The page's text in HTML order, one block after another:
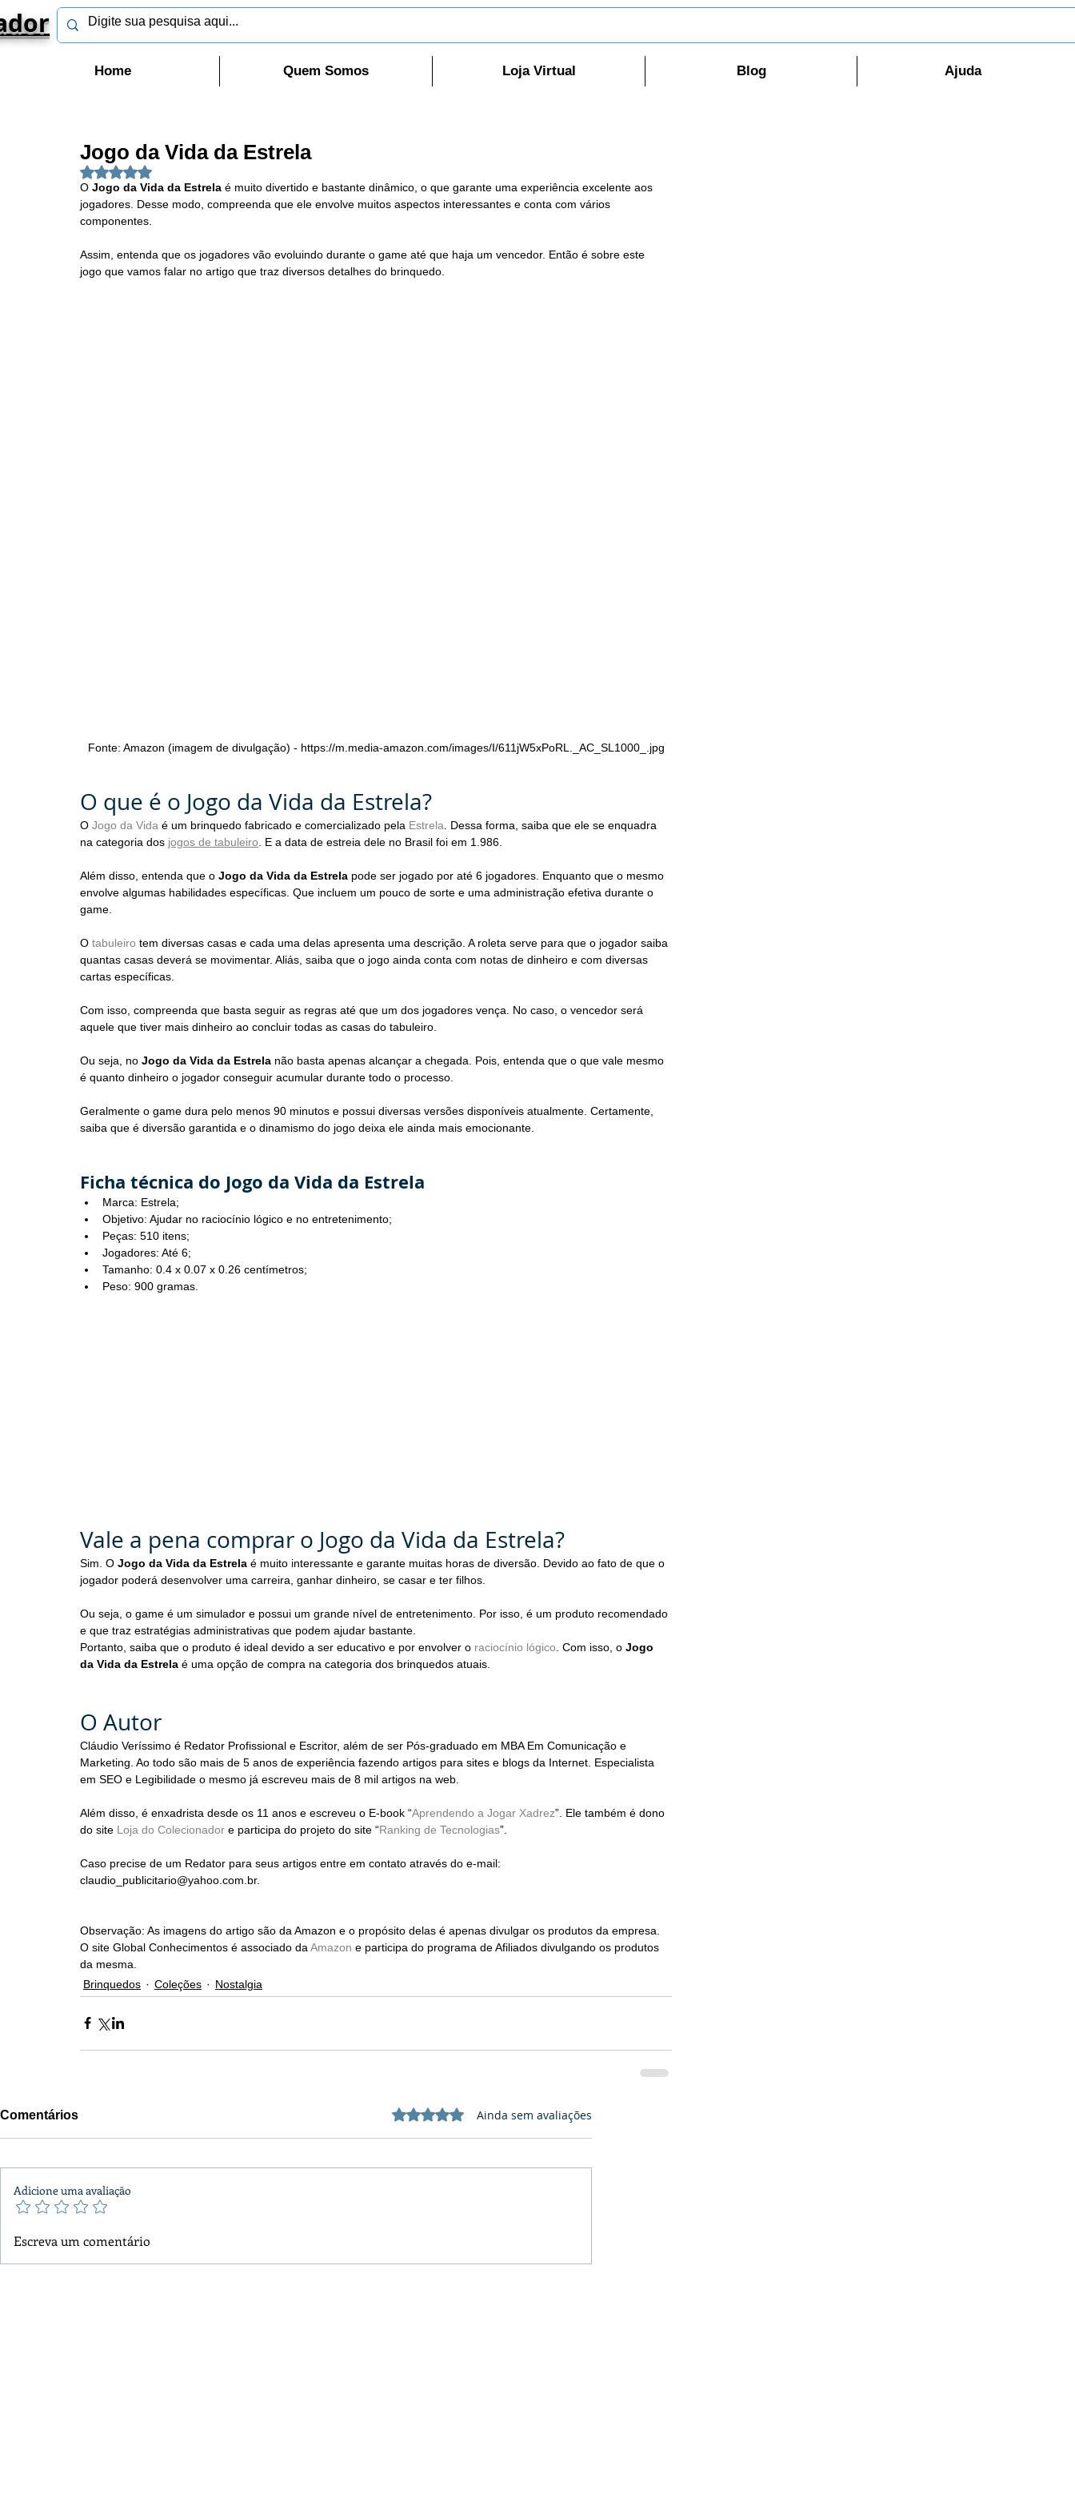
Home Quem Somos Loja Virtual Blog Ajuda
Jogo da Vida da Estrela
Avaliado com NaN de 5 estrelas.
O Jogo da Vida da Estrela é muito divertido e bastante dinâmico, o que garante uma experiência excelente aos
jogadores. Desse modo, compreenda que ele envolve muitos aspectos interessantes e conta com vários
componentes.
Assim, entenda que os jogadores vão evoluindo durante o game até que haja um vencedor. Então é sobre este
jogo que vamos falar no artigo que traz diversos detalhes do brinquedo.
Fonte: Amazon (imagem de divulgação) - https://m.media-amazon.com/images/I/611jW5xPoRL._AC_SL1000_.jpg
O que é o Jogo da Vida da Estrela?
O Jogo da Vida é um brinquedo fabricado e comercializado pela Estrela . Dessa forma, saiba que ele se enquadra
na categoria dos jogos de tabuleiro . E a data de estreia dele no Brasil foi em 1.986.
Além disso, entenda que o Jogo da Vida da Estrela pode ser jogado por até 6 jogadores. Enquanto que o mesmo
envolve algumas habilidades específicas. Que incluem um pouco de sorte e uma administração efetiva durante o
game.
O tabuleiro tem diversas casas e cada uma delas apresenta uma descrição. A roleta serve para que o jogador saiba
quantas casas deverá se movimentar. Aliás, saiba que o jogo ainda conta com notas de dinheiro e com diversas
cartas específicas.
Com isso, compreenda que basta seguir as regras até que um dos jogadores vença. No caso, o vencedor será
aquele que tiver mais dinheiro ao concluir todas as casas do tabuleiro.
Ou seja, no Jogo da Vida da Estrela não basta apenas alcançar a chegada. Pois, entenda que o que vale mesmo
é quanto dinheiro o jogador conseguir acumular durante todo o processo.
Geralmente o game dura pelo menos 90 minutos e possui diversas versões disponíveis atualmente. Certamente,
saiba que é diversão garantida e o dinamismo do jogo deixa ele ainda mais emocionante.
Ficha técnica do Jogo da Vida da Estrela
Marca: Estrela;
Objetivo: Ajudar no raciocínio lógico e no entretenimento;
Peças: 510 itens;
Jogadores: Até 6;
Tamanho: 0.4 x 0.07 x 0.26 centímetros;
Peso: 900 gramas.
Vale a pena comprar o Jogo da Vida da Estrela?
Sim. O Jogo da Vida da Estrela é muito interessante e garante muitas horas de diversão. Devido ao fato de que o
jogador poderá desenvolver uma carreira, ganhar dinheiro, se casar e ter filhos.
Ou seja, o game é um simulador e possui um grande nível de entretenimento. Por isso, é um produto recomendado
e que traz estratégias administrativas que podem ajudar bastante.
Portanto, saiba que o produto é ideal devido a ser educativo e por envolver o raciocínio lógico . Com isso, o Jogo
da Vida da Estrela é uma opção de compra na categoria dos brinquedos atuais.
O Autor
Cláudio Veríssimo é Redator Profissional e Escritor, além de ser Pós-graduado em MBA Em Comunicação e
Marketing. Ao todo são mais de 5 anos de experiência fazendo artigos para sites e blogs da Internet. Especialista
em SEO e Legibilidade o mesmo já escreveu mais de 8 mil artigos na web.
Além disso, é enxadrista desde os 11 anos e escreveu o E-book “Aprendendo a Jogar Xadrez”. Ele também é dono
do site Loja do Colecionador e participa do projeto do site “Ranking de Tecnologias”.
Caso precise de um Redator para seus artigos entre em contato através do e-mail:
claudio_publicitario@yahoo.com.br.
Observação: As imagens do artigo são da Amazon e o propósito delas é apenas divulgar os produtos da empresa.
O site Global Conhecimentos é associado da Amazon e participa do programa de Afiliados divulgando os produtos
da mesma.
Brinquedos
Coleções Nostalgia
Comentários Avaliado com 0 de 5 estrelas.
Ainda sem avaliações
Adicione uma avaliação
Escreva um comentário